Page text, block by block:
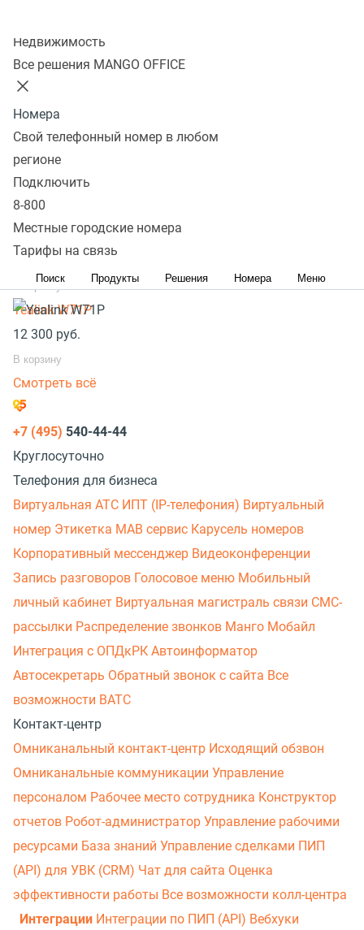
Недвижимость
Все решения MANGO OFFICE
Номера
Свой телефонный номер в любом
регионе
Подключить
8-800
Местные городские номера
Тарифы на связь
Поиск Продукты Решения Номера Меню
8 300руб.
В корзину
Yealink SIP-T31
4 700руб.
В корзину
Grandstream GXP1620
4 700руб.
В корзину
Yealink W56H
11 100
В корзину
Yealink W71P
12 300 руб.
В корзину
Смотреть всё
+7 (495) 540-44-44
Круглосуточно
Телефония для бизнеса
Виртуальная АТС ИПТ (IP-телефония) Виртуальный
номер Этикетка МАВ сервис Карусель номеров
Корпоративный мессенджер Видеоконференции
Запись разговоров Голосовое меню Мобильный
личный кабинет Виртуальная магистраль связи СМС-
рассылки Распределение звонков Манго Мобайл
Интеграция с ОПДкРК Автоинформатор
Автосекретарь Обратный звонок с сайта Все
возможности ВАТС
Контакт-центр
Омниканальный контакт-центр Исходящий обзвон
Омниканальные коммуникации Управление
персоналом Рабочее место сотрудника Конструктор
отчетов Робот-администратор Управление рабочими
ресурсами База знаний Управление сделками ПИП
(API) для УВК (CRM) Чат для сайта Оценка
эффективности работы Все возможности колл-центра
Интеграции Интеграции по ПИП (API) Вебхуки